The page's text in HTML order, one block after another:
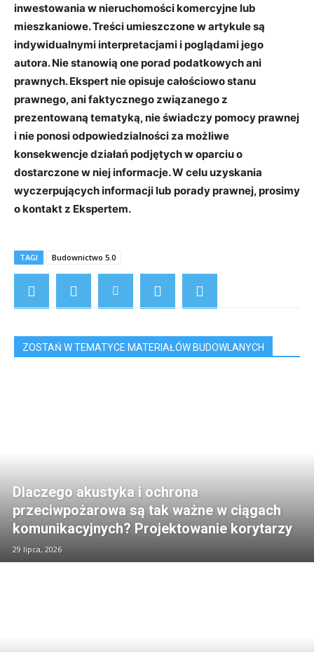
inwestowania w nieruchomości komercyjne lub
mieszkaniowe. Treści umieszczone w artykule są
indywidualnymi interpretacjami i poglądami jego
autora. Nie stanowią one porad podatkowych ani
prawnych. Ekspert nie opisuje całościowo stanu
prawnego, ani faktycznego związanego z
prezentowaną tematyką, nie świadczy pomocy prawnej
i nie ponosi odpowiedzialności za możliwe
konsekwencje działań podjętych w oparciu o
dostarczone w niej informacje. W celu uzyskania
wyczerpujących informacji lub porady prawnej, prosimy
o kontakt z Ekspertem.
TAGI Budownictwo 5.0
ZOSTAŃ W TEMATYCE MATERIAŁÓW BUDOWLANYCH
Dlaczego akustyka i ochrona
przeciwpożarowa są tak ważne w ciągach
komunikacyjnych? Projektowanie korytarzy
29 lipca, 2026